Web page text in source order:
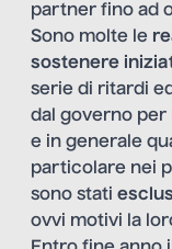
partner fino ad
Sono molte le
sostenere
serie di ritardi
dal governo per
e in generale
particolare nei
sono stati
ovvi motivi la